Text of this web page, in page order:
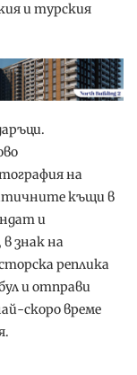
и турския
на
къщи в
и
знак на
реплика
и отправи
скоро време